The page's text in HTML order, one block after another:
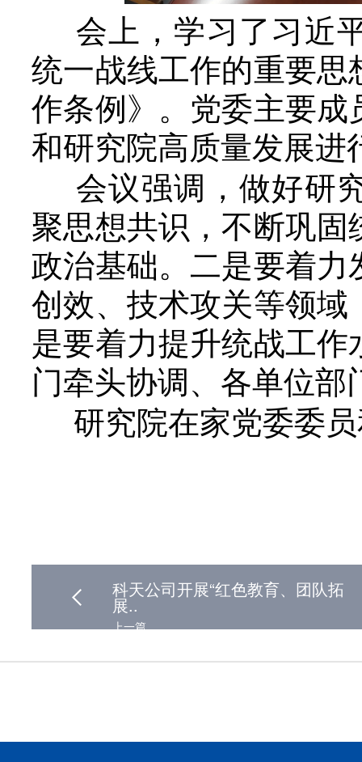
会上，学习了习近
统一战线工作的重要思
作条例》。党委主要
和研究院高质量发展进
会议强调，做好研
聚思想共识，不断巩
政治基础。二是要着力
创效、技术攻关等领域
是要着力提升统战工
门牵头协调、各单位部
研究院在家党委委
科天公司开展“红色教育、团队拓
展..
上一篇